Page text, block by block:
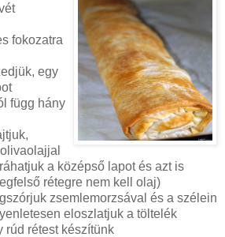
fokozatra
egy
függ hány
a középső lapot és azt is
rétegre nem kell olaj)
zsemlemorzsával és a szélein
eloszlatjuk a töltelék
rúd rétest készítünk